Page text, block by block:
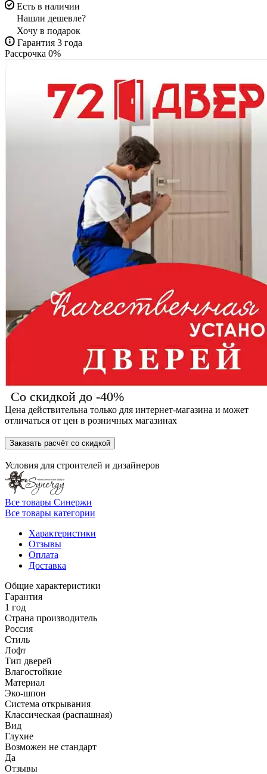
Есть в наличии
Нашли дешевле?
Хочу в подарок
Гарантия 3 года
Рассрочка 0%
Со скидкой до -40%
Цена действительна только для интернет-магазина и может
отличаться от цен в розничных магазинах
Заказать расчёт со скидкой
Условия для строителей и дизайнеров
Все товары Синержи
Все товары категории
Характеристики
Отзывы
Оплата
Доставка
Общие характеристики
Гарантия
1 год
Страна производитель
Россия
Стиль
Лофт
Тип дверей
Влагостойкие
Материал
Эко-шпон
Система открывания
Классическая (распашная)
Вид
Глухие
Возможен не стандарт
Да
Отзывы